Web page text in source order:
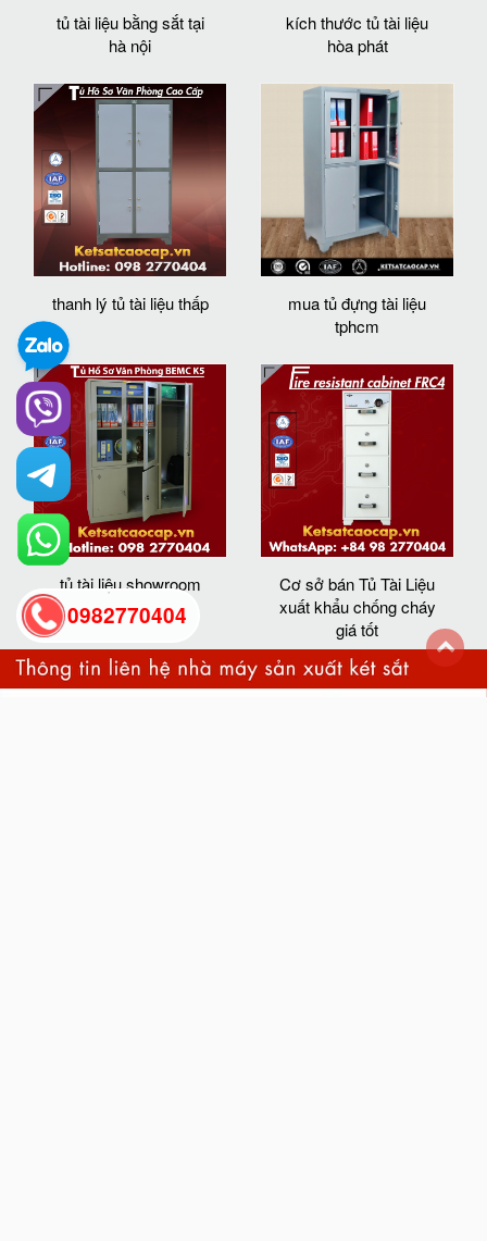
tủ tài liệu bằng sắt tại
hà nội
kích thước tủ tài liệu
hòa phát
thanh lý tủ tài liệu thấp
mua tủ đựng tài liệu
tphcm
tủ tài liệu showroom
Cơ sở bán Tủ Tài Liệu
xuất khẩu chống cháy
giá tốt
0982770404
back